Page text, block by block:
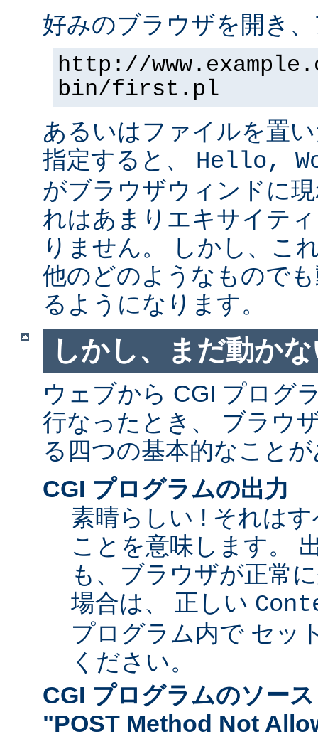
好みのブラウザを開き
http://
bin/first.pl
あるいはファイルを置
指定すると、 Hello,
がブラウザウィンドに
れはあまりエキサイテ
りません。 しかし、こ
他のどのようなもので
るようになります。
しかし、まだ動か
ウェブから CGI プログ
行なったとき、 ブラウ
る四つの基本的なこと
CGI プログラムの出力
素晴らしい ! それは
ことを意味します。
も、ブラウザが正常
場合は、 正しい
プログラム内で セッ
ください。
CGI プログラムのソー
"POST Method Not